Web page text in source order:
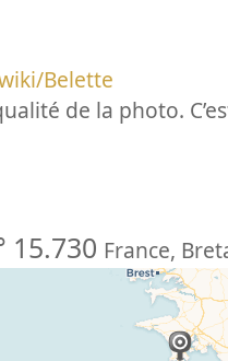
Belette
de la photo.
15.730 France,